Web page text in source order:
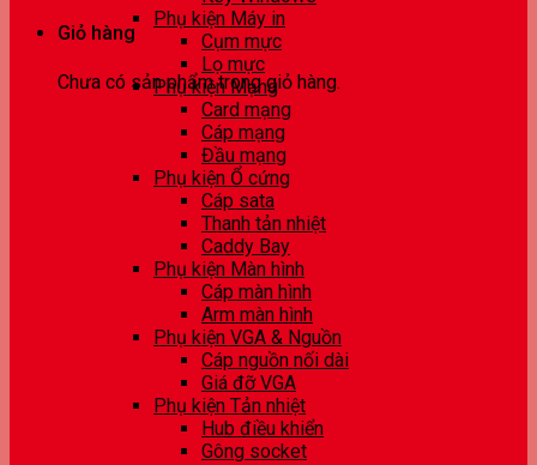
Giỏ hàng
Chưa có sản phẩm trong giỏ hàng.
Phụ kiện Máy in
Cụm mực
Lọ mực
Phụ kiện Mạng
Card mạng
Cáp mạng
Đầu mạng
Phụ kiện Ổ cứng
Cáp sata
Thanh tản nhiệt
Caddy Bay
Phụ kiện Màn hình
Cáp màn hình
Arm màn hình
Phụ kiện VGA & Nguồn
Cáp nguồn nối dài
Giá đỡ VGA
Phụ kiện Tản nhiệt
Hub điều khiển
Gông socket